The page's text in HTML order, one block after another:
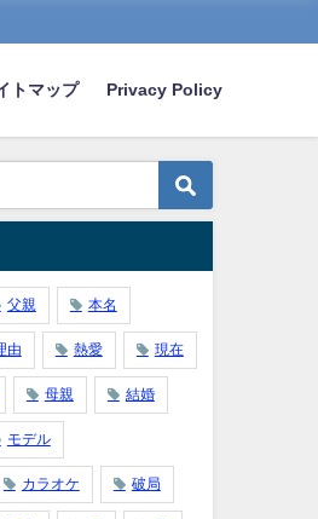
トマップ Privacy Policy
父親 本名
由 熱愛 現在
母親 結婚
モデル
カラオケ 破局